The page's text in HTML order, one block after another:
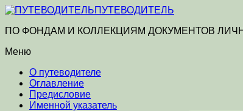
ПУТЕВОДИТЕЛЬ
ПО ФОНДАМ И КОЛЛЕКЦИЯМ ДОКУМЕНТОВ
Меню
О путеводителе
Оглавление
Предисловие
Именной указатель